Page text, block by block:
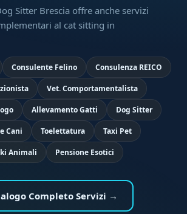
Sitter Brescia offre anche servizi
al cat sitting in
Consulente Felino Consulenza REICO
Vet. Comportamentalista
Allevamento Gatti Dog Sitter
Cani Toelettatura Taxi Pet
Animali Pensione Esotici
Completo Servizi →